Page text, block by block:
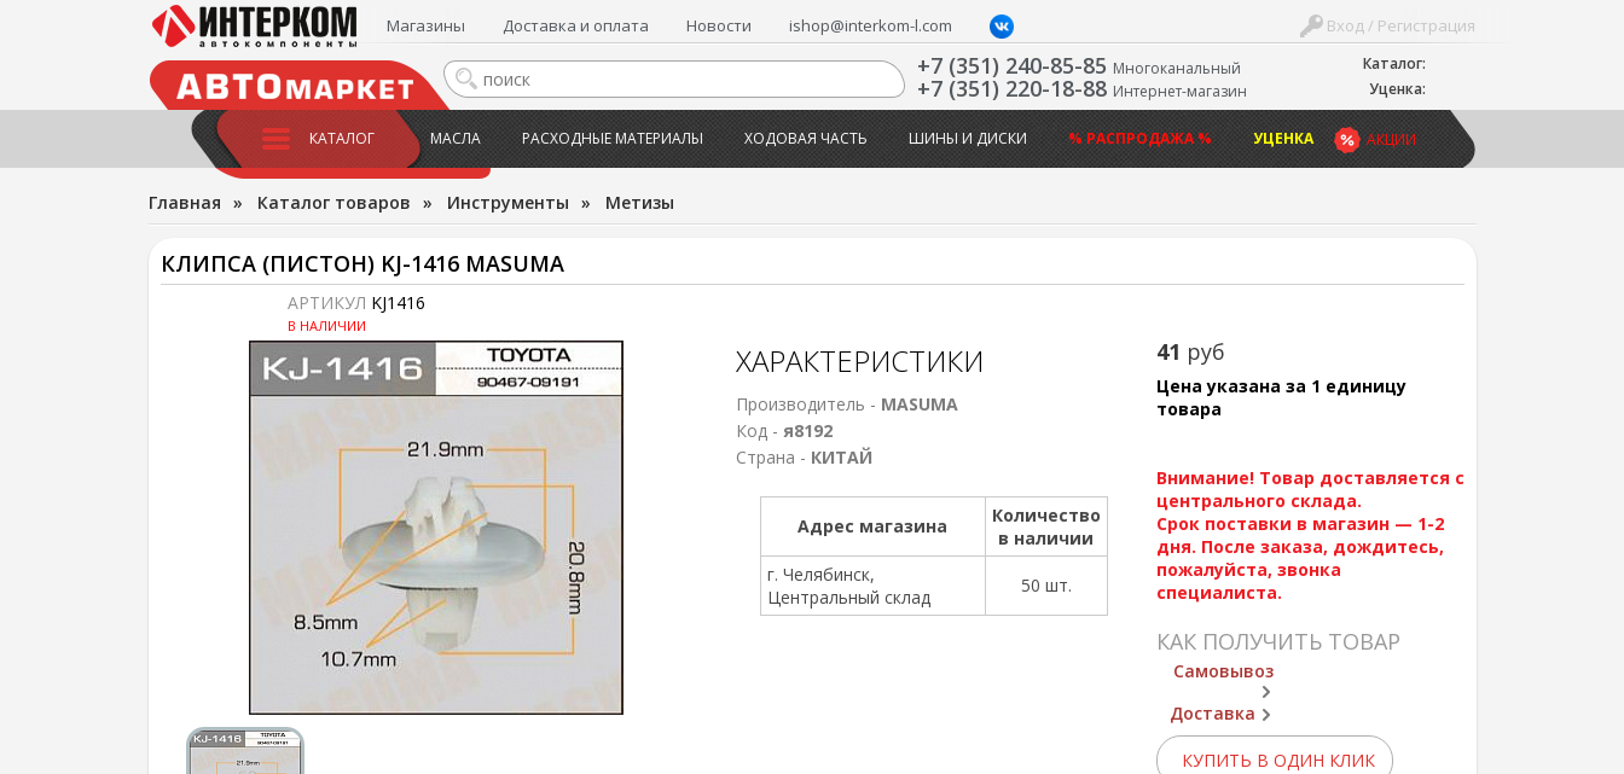
Каталог:
Уценка:
Вход / Регистрация
Магазины Доставка и оплата Новости ishop@interkom-l.com
+7 (351) 240-85-85 Многоканальный
+7 (351) 220-18-88 Интернет-магазин
АКЦИИ
КАТАЛОГ МАСЛА РАСХОДНЫЕ МАТЕРИАЛЫ ХОДОВАЯ ЧАСТЬ ШИНЫ И ДИСКИ % РАСПРОДАЖА % УЦЕНКА
Главная » Каталог товаров » Инструменты » Метизы
КЛИПСА (ПИСТОН) KJ-1416 MASUMA
АРТИКУЛ KJ1416
В НАЛИЧИИ
41 руб
Цена указана за 1 единицу
товара
Внимание! Товар доставляется с
центрального склада.
Срок поставки в магазин — 1-2
дня. После заказа, дождитесь,
пожалуйста, звонка
специалиста.
КАК ПОЛУЧИТЬ ТОВАР
Самовывоз
Доставка
КУПИТЬ В ОДИН КЛИК
ХАРАКТЕРИСТИКИ
Производитель - MASUMA
Код - я8192
Страна - КИТАЙ
Адрес магазина
Количество
в наличии
г. Челябинск,
Центральный склад
50 шт.